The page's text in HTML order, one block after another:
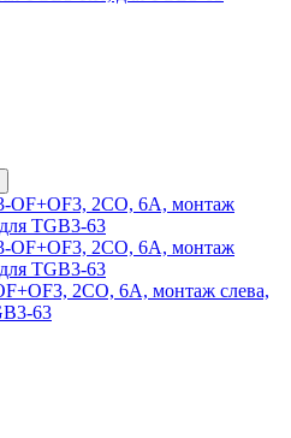
2CO, 6A, монтаж слева,
63